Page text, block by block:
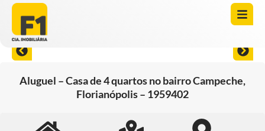
Aluguel – Casa de 4 quartos no bairro Campeche,
Florianópolis – 1959402